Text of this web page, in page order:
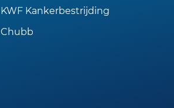
KWF Kankerbestrijding
Chubb